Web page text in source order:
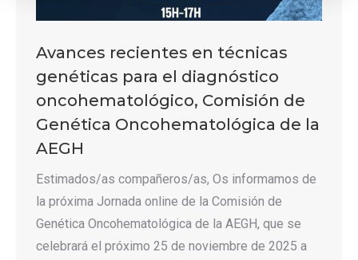
Avances recientes en técnicas
genéticas para el diagnóstico
oncohematológico, Comisión de
Genética Oncohematológica de la
AEGH
Estimados/as compañeros/as, Os informamos de
la próxima Jornada online de la Comisión de
Genética Oncohematológica de la AEGH, que se
celebrará el próximo 25 de noviembre de 2025 a